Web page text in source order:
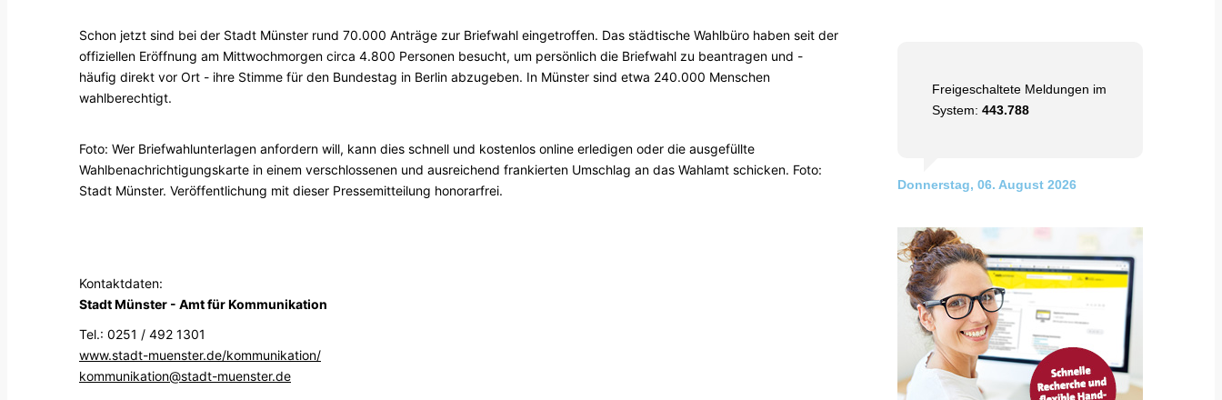
Schon jetzt sind bei der Stadt Münster rund 70.000 Anträge zur Briefwahl eingetroffen. Das städtische Wahlbüro haben seit der
offiziellen Eröffnung am Mittwochmorgen circa 4.800 Personen besucht, um persönlich die Briefwahl zu beantragen und -
häufig direkt vor Ort - ihre Stimme für den Bundestag in Berlin abzugeben. In Münster sind etwa 240.000 Menschen
wahlberechtigt.
Foto: Wer Briefwahlunterlagen anfordern will, kann dies schnell und kostenlos online erledigen oder die ausgefüllte
Wahlbenachrichtigungskarte in einem verschlossenen und ausreichend frankierten Umschlag an das Wahlamt schicken. Foto:
Stadt Münster. Veröffentlichung mit dieser Pressemitteilung honorarfrei.
Kontaktdaten:
Stadt Münster - Amt für Kommunikation
Tel.: 0251 / 492 1301
www.stadt-muenster.de/kommunikation/
kommunikation@stadt-muenster.de
Freigeschaltete Meldungen im
System: 443.788
Donnerstag, 06. August 2026